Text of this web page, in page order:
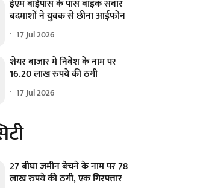
ईएम बाईपास के पास बाइक सवार
बदमाशों ने युवक से छीना आईफोन
17 Jul 2026
शेयर बाजार में निवेश के नाम पर
16.20 लाख रुपये की ठगी
17 Jul 2026
27 बीघा जमीन बेचने के नाम पर 78
लाख रुपये की ठगी, एक गिरफ्तार